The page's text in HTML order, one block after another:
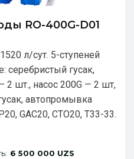
RO-400G-D01
л/сут. 5-ступеней
серебристый гусак,
2 шт., насос 200G — 2 шт,
автопромывка
GAC20, CTO20, T33-33.
6 500 000 UZS